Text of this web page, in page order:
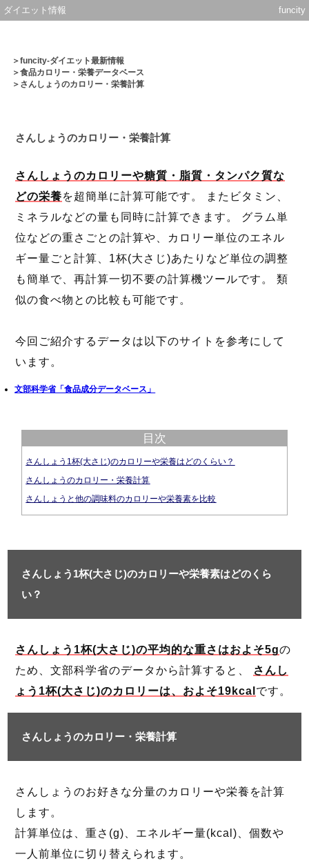
ダイエット情報 funcity
＞funcity-ダイエット最新情報
＞食品カロリー・栄養データベース
＞さんしょうのカロリー・栄養計算
さんしょうのカロリー・栄養計算
さんしょうのカロリーや糖質・脂質・タンパク質な
どの栄養を超簡単に計算可能です。 またビタミン、
ミネラルなどの量も同時に計算できます。 グラム単
位などの重さごとの計算や、カロリー単位のエネル
ギー量ごと計算、1杯(大さじ)あたりなど単位の調整
も簡単で、再計算一切不要の計算機ツールです。 類
似の食べ物との比較も可能です。
今回ご紹介するデータは以下のサイトを参考にして
います。
文部科学省「食品成分データベース」
目次
さんしょう1杯(大さじ)のカロリーや栄養はどのくらい？
さんしょうのカロリー・栄養計算
さんしょうと他の調味料のカロリーや栄養素を比較
さんしょう1杯(大さじ)のカロリーや栄養素はどのくら
い？
さんしょう1杯(大さじ)の平均的な重さはおよそ5gの
ため、文部科学省のデータから計算すると、
さんし
ょう1杯(大さじ)のカロリーは、およそ19kcal です。
さんしょうのカロリー・栄養計算
さんしょうのお好きな分量のカロリーや栄養を計算
します。
計算単位は、重さ(g)、エネルギー量(kcal)、個数や
一人前単位に切り替えられます。